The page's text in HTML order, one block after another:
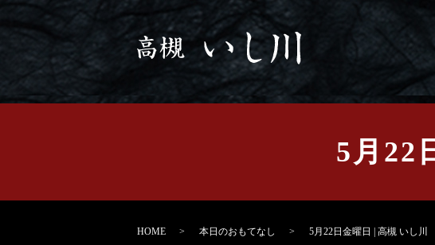
5月22
HOME 本日のおもてなし 5月22日金曜日 | 高槻 いし川